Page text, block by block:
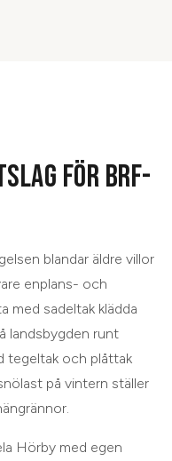
FÖRBRF-
blandar äldre villor
enplans- och
med sadeltak klädda
landsbygden runt
tegeltak och plåttak
på vintern ställer
Hörby med egen